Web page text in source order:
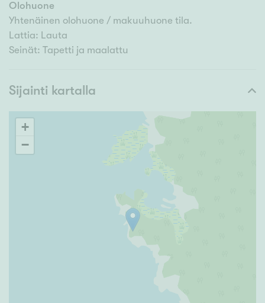
Olohuone
Yhtenäinen olohuone / makuuhuone tila.
Lattia: Lauta
Seinät: Tapetti ja maalattu
Sijainti kartalla
+
−